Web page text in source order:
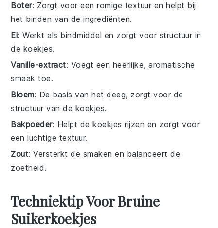
Boter: Zorgt voor een romige textuur en helpt bij
het binden van de ingrediënten.
Ei: Werkt als bindmiddel en zorgt voor structuur in
de koekjes.
Vanille-extract: Voegt een heerlijke, aromatische
smaak toe.
Bloem: De basis van het deeg, zorgt voor de
structuur van de koekjes.
Bakpoeder: Helpt de koekjes rijzen en zorgt voor
een luchtige textuur.
Zout: Versterkt de smaken en balanceert de
zoetheid.
Techniektip Voor Bruine
Suikerkoekjes